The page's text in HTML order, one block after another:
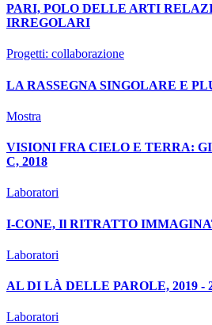
PARI, POLO DELLE ARTI
IRREGOLARI
Progetti: collaborazione
LA RASSEGNA SINGOLARE E
Mostra
VISIONI FRA CIELO E TERRA:
C, 2018
Laboratori
I-CONE, Il RITRATTO
Laboratori
AL DI LÀ DELLE PAROLE, 2019 -
Laboratori